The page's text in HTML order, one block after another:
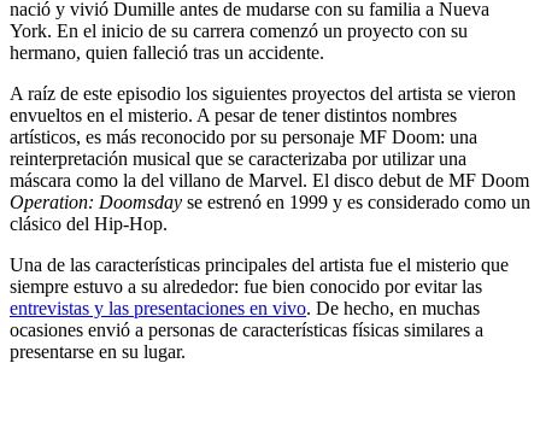
nació y vivió Dumille antes de mudarse con su familia a Nueva
York. En el inicio de su carrera comenzó un proyecto con su
hermano, quien falleció tras un accidente.
A raíz de este episodio los siguientes proyectos del artista se vieron
envueltos en el misterio. A pesar de tener distintos nombres
artísticos, es más reconocido por su personaje MF Doom: una
reinterpretación musical que se caracterizaba por utilizar una
máscara como la del villano de Marvel. El disco debut de MF Doom
Operation: Doomsday se estrenó en 1999 y es considerado como un
clásico del Hip-Hop.
Una de las características principales del artista fue el misterio que
siempre estuvo a su alrededor: fue bien conocido por evitar las
entrevistas y las presentaciones en vivo. De hecho, en muchas
ocasiones envió a personas de características físicas similares a
presentarse en su lugar.